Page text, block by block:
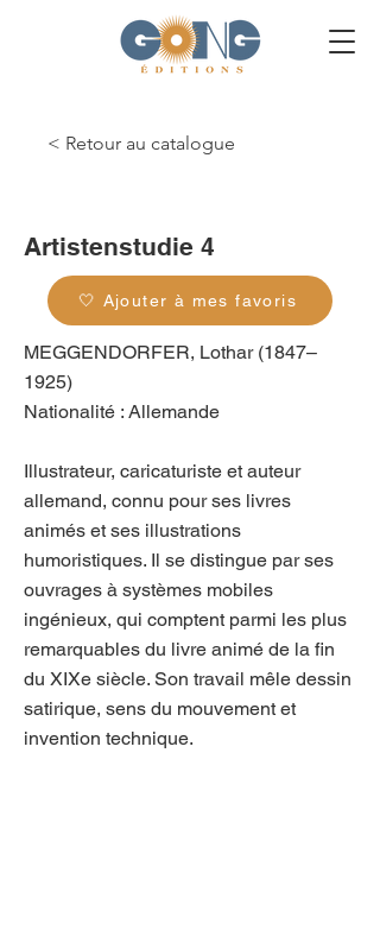
< Retour au catalogue
Artistenstudie 4
🤍 Ajouter à mes favoris
MEGGENDORFER, Lothar (1847–
1925)
Nationalité : Allemande
Illustrateur, caricaturiste et auteur
allemand, connu pour ses livres
animés et ses illustrations
humoristiques. Il se distingue par ses
ouvrages à systèmes mobiles
ingénieux, qui comptent parmi les plus
remarquables du livre animé de la fin
du XIXe siècle. Son travail mêle dessin
satirique, sens du mouvement et
invention technique.